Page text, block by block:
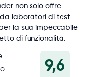
non solo offre
laboratori di test
la sua impeccabile
di funzionalità.
9,6